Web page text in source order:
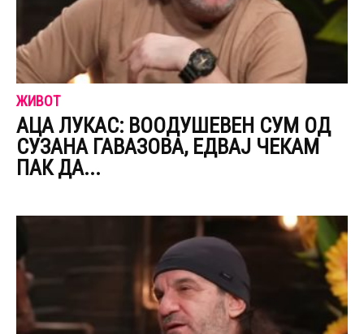
ЖИВОТ
АЦА ЛУКАС: ВООДУШЕВЕН СУМ ОД
СУЗАНА ГАВАЗОВА, ЕДВАЈ ЧЕКАМ
ПАК ДА...